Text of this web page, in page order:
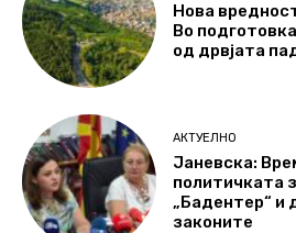
Нова
Во
од дрвјата
АКТУЕЛНО
Јаневска:
политичката
„Бадентер“ и
законите